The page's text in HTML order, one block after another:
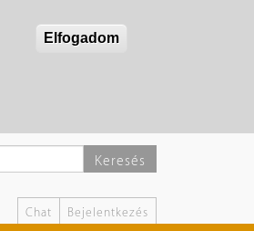
Elfogadom
Keresés
Chat Bejelentkezés